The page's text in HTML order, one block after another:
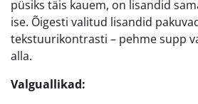
püsiks täis kauem, on lisandid
ise. Õigesti valitud lisandid
tekstuurikontrasti – pehme supp
alla.
Valguallikad: